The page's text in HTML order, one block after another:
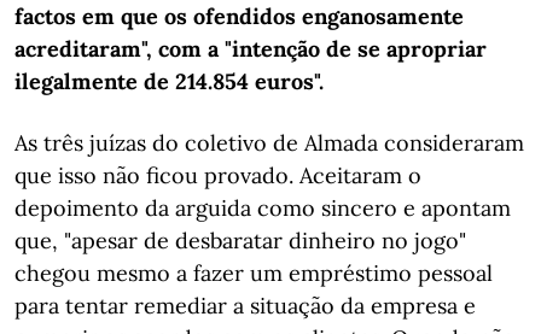
factos em que os ofendidos enganosamente
acreditaram", com a "intenção de se apropriar
ilegalmente de 214.854 euros".
As três juízas do coletivo de Almada consideraram
que isso não ficou provado. Aceitaram o
depoimento da arguida como sincero e apontam
que, "apesar de desbaratar dinheiro no jogo"
chegou mesmo a fazer um empréstimo pessoal
para tentar remediar a situação da empresa e